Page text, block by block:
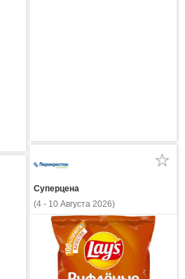
Суперцена
(4 - 10 Августа 2026)